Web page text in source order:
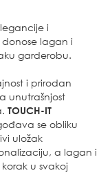
i
lagan i
garderobu.
i prirodan
unutrašnjost
TOUCH-IT
se obliku
uložak
a lagan i
u svakoj